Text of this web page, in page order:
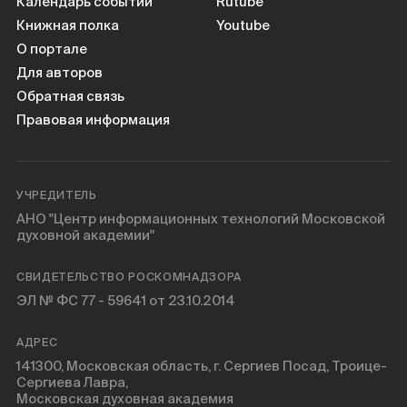
Книжная полка
О портале
Для авторов
Обратная связь
Правовая информация
Youtube
УЧРЕДИТЕЛЬ
АНО "Центр информационных технологий Московской
духовной академии"
СВИДЕТЕЛЬСТВО РОСКОМНАДЗОРА
ЭЛ № ФС 77 - 59641 от 23.10.2014
АДРЕС
141300, Московская область, г. Сергиев Посад, Троице-
Сергиева Лавра,
Московская духовная академия